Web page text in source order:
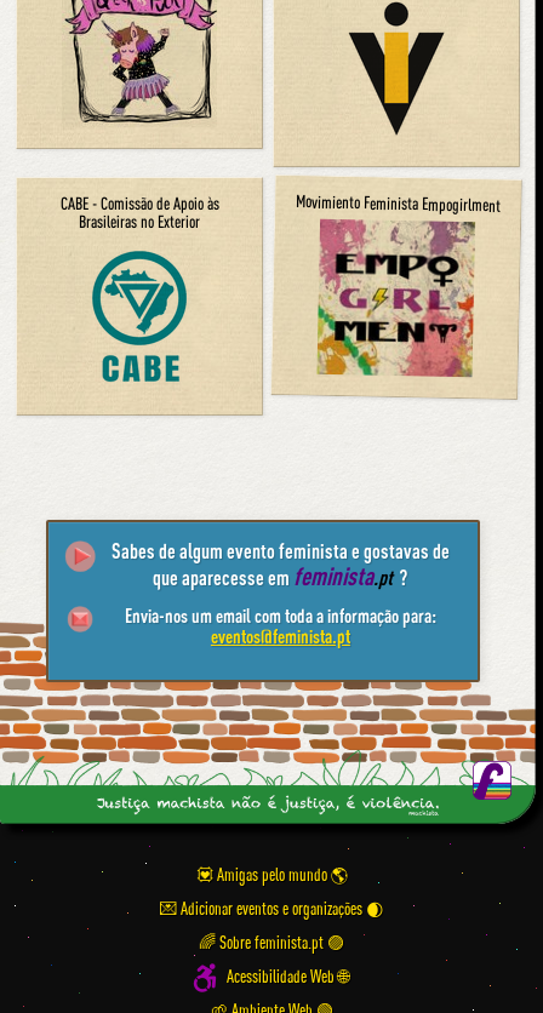
CABE - Comissão de Apoio às
Brasileiras no Exterior
Movimiento Feminista Empogirlment
Sabes de algum evento feminista e gostavas de
que aparecesse em feminista.pt ?
Envia-nos um email com toda a informação para:
eventos@feminista.pt
💟 Amigas pelo mundo
💌 Adicionar eventos e organizações
🌈 Sobre feminista.pt 🟣
Acessibilidade Web 🌐